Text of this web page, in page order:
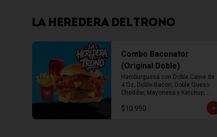
LA HEREDERA DEL TRONO
Combo Baconator
(Original Doble)
Hamburguesa con Doble Carne de
4 Oz, Doble Bacon, Doble Queso
Cheddar, Mayonesa y Ketchup,
Papas Fritas Mediana, Bebida Lata
$10.990